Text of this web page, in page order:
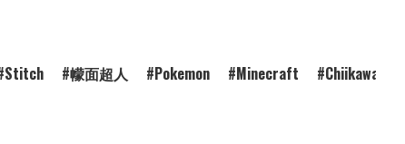
Stitch 幪面超人 Pokemon Minecraft Chiikawa